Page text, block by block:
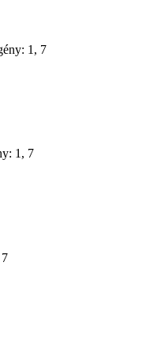
1, 7
1, 7